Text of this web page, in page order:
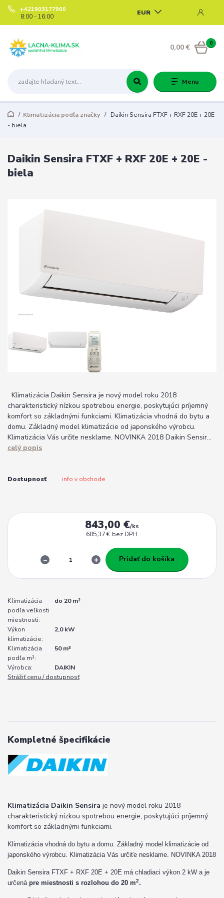
Menu
EUR
+421903177900
8:00 - 16:00
0
0,00 €
Klimatizácia podľa značky
Daikin Sensira FTXF + RXF 20E + 20E
- biela
Daikin Sensira FTXF + RXF 20E + 20E -
biela
Klimatizácia Daikin Sensira je nový model roku 2018
charakteristický nízkou spotrebou energie, poskytujúci príjemný
komfort so základnými funkciami. Klimatizácia vhodná do bytu a
domu. Základný model klimatizácie od japonského výrobcu.
Klimatizácia Vás určiťe nesklame. NOVINKA 2018 Daikin Sensir...
celý popis
Dostupnosť info v obchode
843,00 €/ks
685,37 € bez DPH
Pridať do košíka
Klimatizácia
podľa veľkosti
miestnosti:
do 20 m²
Výkon
klimatizácie:
2,0 kW
Klimatizácia
podľa m³:
50 m³
Výrobca:
DAIKIN
Strážiť cenu / dostupnosť
Kompletné špecifikácie
Klimatizácia Daikin Sensira je nový model roku 2018
charakteristický nízkou spotrebou energie, poskytujúci príjemný
komfort so základnými funkciami.
Klimatizácia vhodná do bytu a domu. Základný model klimatizácie od
japonského výrobcu. Klimatizácia Vás určiťe nesklame. NOVINKA 2018
Daikin Sensira FTXF + RXF 20E + 20E má chladiaci výkon 2 kW a je
určená pre miestnosti s rozlohou do 20 m2.